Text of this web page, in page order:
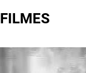
FILMES